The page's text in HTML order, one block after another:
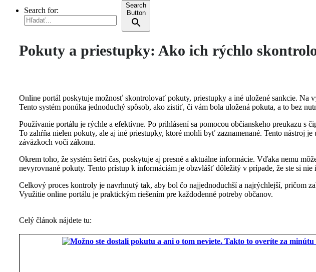
Search for:
Search
Button
Pokuty a priestupky: Ako ich rýchlo
Online portál poskytuje možnosť skontrolovať pokuty, priestupky a iné uložené sankcie. Na
Tento systém ponúka jednoduchý spôsob, ako zistiť, či vám bola uložená pokuta, a to bez
Používanie portálu je rýchle a efektívne. Po prihlásení sa pomocou občianskeho preukazu s
To zahŕňa nielen pokuty, ale aj iné priestupky, ktoré mohli byť zaznamenané. Tento nástroj
záväzkoch voči zákonu.
Okrem toho, že systém šetrí čas, poskytuje aj presné a aktuálne informácie. Vďaka nemu
nevyrovnané pokuty. Tento prístup k informáciám je obzvlášť dôležitý v prípade, že ste si nie
Celkový proces kontroly je navrhnutý tak, aby bol čo najjednoduchší a najrýchlejší, pričom
Využitie online portálu je praktickým riešením pre každodenné potreby občanov.
Celý článok nájdete tu: